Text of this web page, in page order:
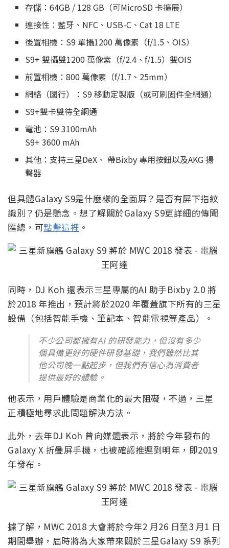
存儲：64GB / 128 GB（可MicroSD 卡擴展）
連接性：藍牙、NFC、USB-C、Cat 18 LTE
後置相機：S9 單攝1200 萬像素（f/1.5、OIS）
S9+ 雙攝雙1200 萬像素（f/2.4、f/1.5）雙OIS
前置相機：800 萬像素（f/1.7、25mm）
網絡（國行）：S9 移動定製版（或可刷固件全網通）
S9+雙卡雙待全網通
電池：S9 3100mAh
S9+ 3600 mAh
其他：支持三星DeX、 帶Bixby 專用按鈕以及AKG 揚
聲器
但具體Galaxy S9是什麼樣的全面屏？是否有屏下指紋
識別？仍是懸念。想了解關於Galaxy S9更詳細的傳聞
匯總，可點擊這裡 。
同時，DJ Koh 還表示三星專屬的AI 助手Bixby 2.0 將
於2018 年推出，預計將於2020 年覆蓋旗下所有的三星
設備（包括智能手機、筆記本、智能電視等產品）。
不少公司都擁有AI 的研發能力，但沒有多少
個具備更好的硬件研發基礎，我們雖然比其
他公司晚一點起步，但我們有信心為消費者
提供最好的體驗。
他表示，用戶體驗是商業化的最大阻礙，不過，三星
正積極地尋求此問題解決方法。
此外，去年DJ Koh 曾向媒體表示，將於今年發布的
Galaxy X 折疊屏手機，也被確認推遲到明年，即2019
年發布。
據了解，MWC 2018 大會將於今年2 月26 日至3 月1 日
期間舉辦，屆時將為大家帶來關於三星Galaxy S9 系列